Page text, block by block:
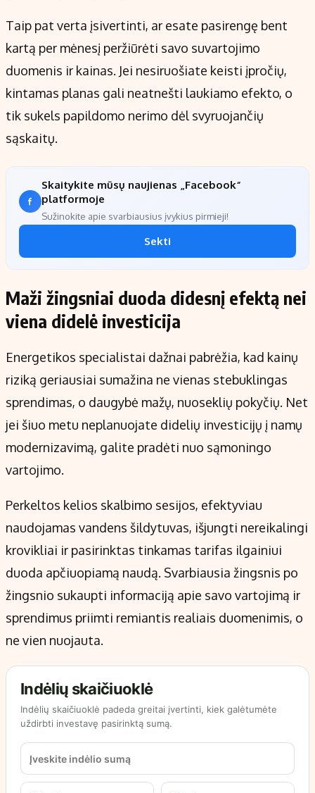
Taip pat verta įsivertinti, ar esate pasirengę bent
kartą per mėnesį peržiūrėti savo suvartojimo
duomenis ir kainas. Jei nesiruošiate keisti įpročių,
kintamas planas gali neatnešti laukiamo efekto, o
tik sukels papildomo nerimo dėl svyruojančių
sąskaitų.
Skaitykite mūsų naujienas „Facebook“
platformoje
Sužinokite apie svarbiausius įvykius pirmieji!
Sekti
Maži žingsniai duoda didesnį efektą nei
viena didelė investicija
Energetikos specialistai dažnai pabrėžia, kad kainų
riziką geriausiai sumažina ne vienas stebuklingas
sprendimas, o daugybė mažų, nuoseklių pokyčių. Net
jei šiuo metu neplanuojate didelių investicijų į namų
modernizavimą, galite pradėti nuo sąmoningo
vartojimo.
Perkeltos kelios skalbimo sesijos, efektyviau
naudojamas vandens šildytuvas, išjungti nereikalingi
krovikliai ir pasirinktas tinkamas tarifas ilgainiui
duoda apčiuopiamą naudą. Svarbiausia žingsnis po
žingsnio sukaupti informaciją apie savo vartojimą ir
sprendimus priimti remiantis realiais duomenimis, o
ne vien nuojauta.